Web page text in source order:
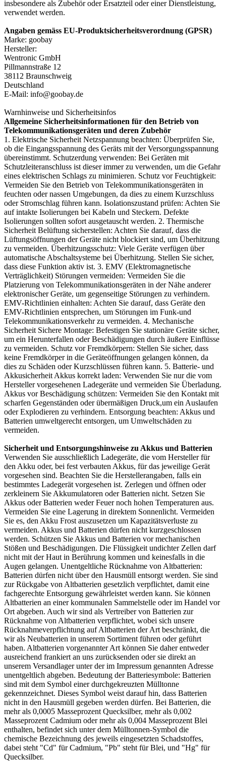
insbesondere als Zubehör oder Ersatzteil oder einer Dienstleistung,
verwendet werden.
Angaben gemäss EU-Produktsicherheitsverordnung (GPSR)
Marke: goobay
Hersteller:
Wentronic GmbH
Pillmannstraße 12
38112 Braunschweig
Deutschland
E-Mail: info@goobay.de
Warnhinweise und Sicherheitsinfos
Allgemeine Sicherheitsinformationen für den Betrieb von
Telekommunikationsgeräten und deren Zubehör
1. Elektrische Sicherheit Netzspannung beachten: Überprüfen Sie,
ob die Eingangsspannung des Geräts mit der Versorgungsspannung
übereinstimmt. Schutzerdung verwenden: Bei Geräten mit
Schutzleiteranschluss ist dieser immer zu verwenden, um die Gefahr
eines elektrischen Schlags zu minimieren. Schutz vor Feuchtigkeit:
Vermeiden Sie den Betrieb von Telekommunikationsgeräten in
feuchten oder nassen Umgebungen, da dies zu einem Kurzschluss
oder Stromschlag führen kann. Isolationszustand prüfen: Achten Sie
auf intakte Isolierungen bei Kabeln und Steckern. Defekte
Isolierungen sollten sofort ausgetauscht werden. 2. Thermische
Sicherheit Belüftung sicherstellen: Achten Sie darauf, dass die
Lüftungsöffnungen der Geräte nicht blockiert sind, um Überhitzung
zu vermeiden. Überhitzungsschutz: Viele Geräte verfügen über
automatische Abschaltsysteme bei Überhitzung. Stellen Sie sicher,
dass diese Funktion aktiv ist. 3. EMV (Elektromagnetische
Verträglichkeit) Störungen vermeiden: Vermeiden Sie die
Platzierung von Telekommunikationsgeräten in der Nähe anderer
elektronischer Geräte, um gegenseitige Störungen zu verhindern.
EMV-Richtlinien einhalten: Achten Sie darauf, dass Geräte den
EMV-Richtlinien entsprechen, um Störungen im Funk-und
Telekommunikationsverkehr zu vermeiden. 4. Mechanische
Sicherheit Sichere Montage: Befestigen Sie stationäre Geräte sicher,
um ein Herunterfallen oder Beschädigungen durch äußere Einflüsse
zu vermeiden. Schutz vor Fremdkörpern: Stellen Sie sicher, dass
keine Fremdkörper in die Geräteöffnungen gelangen können, da
dies zu Schäden oder Kurzschlüssen führen kann. 5. Batterie- und
Akkusicherheit Akkus korrekt laden: Verwenden Sie nur die vom
Hersteller vorgesehenen Ladegeräte und vermeiden Sie Überladung.
Akkus vor Beschädigung schützen: Vermeiden Sie den Kontakt mit
scharfen Gegenständen oder übermäßigen Druck,um ein Auslaufen
oder Explodieren zu verhindern. Entsorgung beachten: Akkus und
Batterien umweltgerecht entsorgen, um Umweltschäden zu
vermeiden.
Sicherheit und Entsorgungshinweise zu Akkus und Batterien
Verwenden Sie ausschließlich Ladegeräte, die vom Hersteller für
den Akku oder, bei fest verbauten Akkus, für das jeweilige Gerät
vorgesehen sind. Beachten Sie die Herstellerangaben, falls ein
bestimmtes Ladegerät vorgesehen ist. Zerlegen und öffnen oder
zerkleinern Sie Akkumulatoren oder Batterien nicht. Setzen Sie
Akkus oder Batterien weder Feuer noch hohen Temperaturen aus.
Vermeiden Sie eine Lagerung in direktem Sonnenlicht. Vermeiden
Sie es, den Akku Frost auszusetzen um Kapazitätsverluste zu
vermeiden. Akkus und Batterien dürfen nicht kurzgeschlossen
werden. Schützen Sie Akkus und Batterien vor mechanischen
Stößen und Beschädigungen. Die Flüssigkeit undichter Zellen darf
nicht mit der Haut in Berührung kommen und keinesfalls in die
Augen gelangen. Unentgeltliche Rücknahme von Altbatterien:
Batterien dürfen nicht über den Hausmüll entsorgt werden. Sie sind
zur Rückgabe von Altbatterien gesetzlich verpflichtet, damit eine
fachgerechte Entsorgung gewährleistet werden kann. Sie können
Altbatterien an einer kommunalen Sammelstelle oder im Handel vor
Ort abgeben. Auch wir sind als Vertreiber von Batterien zur
Rücknahme von Altbatterien verpflichtet, wobei sich unsere
Rücknahmeverpflichtung auf Altbatterien der Art beschränkt, die
wir als Neubatterien in unserem Sortiment führen oder geführt
haben. Altbatterien vorgenannter Art können Sie daher entweder
ausreichend frankiert an uns zurücksenden oder sie direkt an
unserem Versandlager unter der im Impressum genannten Adresse
unentgeltlich abgeben. Bedeutung der Batteriesymbole: Batterien
sind mit dem Symbol einer durchgekreuzten Mülltonne
gekennzeichnet. Dieses Symbol weist darauf hin, dass Batterien
nicht in den Hausmüll gegeben werden dürfen. Bei Batterien, die
mehr als 0,0005 Masseprozent Quecksilber, mehr als 0,002
Masseprozent Cadmium oder mehr als 0,004 Masseprozent Blei
enthalten, befindet sich unter dem Mülltonnen-Symbol die
chemische Bezeichnung des jeweils eingesetzten Schadstoffes,
dabei steht "Cd" für Cadmium, "Pb" steht für Blei, und "Hg" für
Quecksilber.